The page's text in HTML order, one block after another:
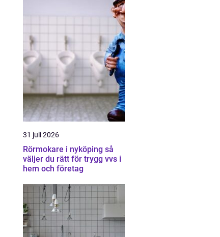
31 juli 2026
Rörmokare i nyköping så
väljer du rätt för trygg vvs i
hem och företag